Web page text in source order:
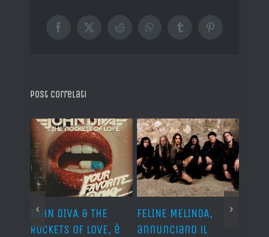
Facebook
X RedditWhatsAppTumblrPinterest
Post correlati
JOHN DIVA & THE
ROCKETS OF LOVE, è
FELINE MELINDA,
annunciano il